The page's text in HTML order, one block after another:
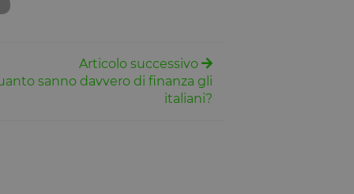
Articolo successivo
sanno davvero di finanza gli
italiani?